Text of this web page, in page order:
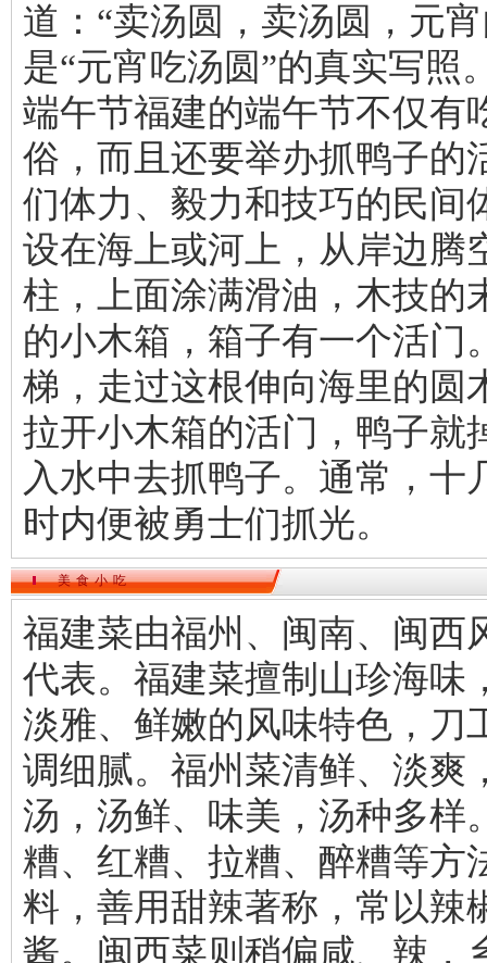
道：“卖汤圆，卖汤圆，元
是“元宵吃汤圆”的真实写照
端午节福建的端午节不仅有
俗，而且还要举办抓鸭子的
们体力、毅力和技巧的民间
设在海上或河上，从岸边腾
柱，上面涂满滑油，木技的
的小木箱，箱子有一个活门
梯，走过这根伸向海里的圆
拉开小木箱的活门，鸭子就
入水中去抓鸭子。通常，十
时内便被勇士们抓光。
美食小吃
福建菜由福州、闽南、闽西
代表。福建菜擅制山珍海味
淡雅、鲜嫩的风味特色，刀
调细腻。福州菜清鲜、淡爽
汤，汤鲜、味美，汤种多样
糟、红糟、拉糟、醉糟等方
料，善用甜辣著称，常以辣
酱。闽西菜则稍偏咸、辣，